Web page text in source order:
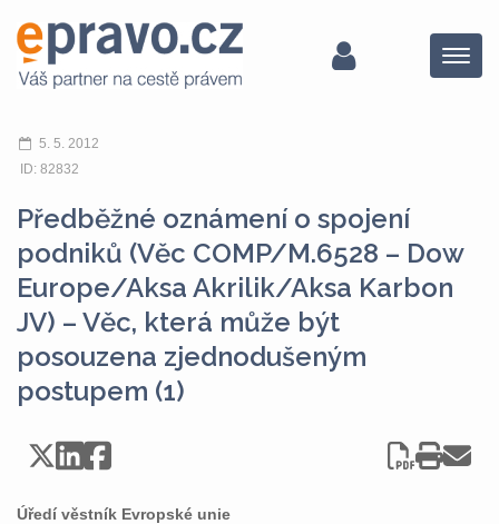
Menu
5. 5. 2012
ID: 82832
Předběžné oznámení o spojení
podniků (Věc COMP/M.6528 – Dow
Europe/Aksa Akrilik/Aksa Karbon
JV) – Věc, která může být
posouzena zjednodušeným
postupem (1)
Úředí věstník Evropské unie